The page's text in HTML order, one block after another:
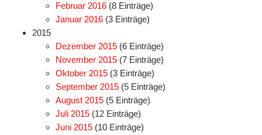
Februar 2016 (8 Einträge)
Januar 2016 (3 Einträge)
2015
Dezember 2015 (6 Einträge)
November 2015 (7 Einträge)
Oktober 2015 (3 Einträge)
September 2015 (5 Einträge)
August 2015 (5 Einträge)
Juli 2015 (12 Einträge)
Juni 2015 (10 Einträge)